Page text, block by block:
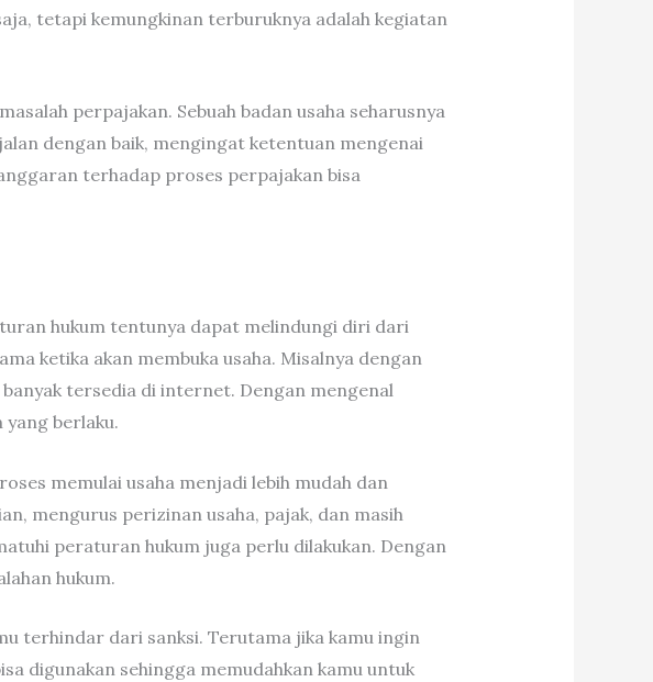
tetapi kemungkinan terburuknya adalah kegiatan
perpajakan. Sebuah badan usaha seharusnya
dengan baik, mengingat ketentuan mengenai
terhadap proses perpajakan bisa
hukum tentunya dapat melindungi diri dari
ketika akan membuka usaha. Misalnya dengan
tersedia di internet. Dengan mengenal
berlaku.
memulai usaha menjadi lebih mudah dan
mengurus perizinan usaha, pajak, dan masih
peraturan hukum juga perlu dilakukan. Dengan
hukum.
terhindar dari sanksi. Terutama jika kamu ingin
digunakan sehingga memudahkan kamu untuk